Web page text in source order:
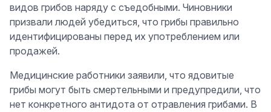
видов грибов наряду с съедобными. Чиновники
призвали людей убедиться, что грибы правильно
идентифицированы перед их употреблением или
продажей.
Медицинские работники заявили, что ядовитые
грибы могут быть смертельными и предупредили, что
нет конкретного антидота от отравления грибами. В